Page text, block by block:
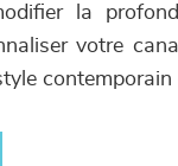
la
votre
contemporain